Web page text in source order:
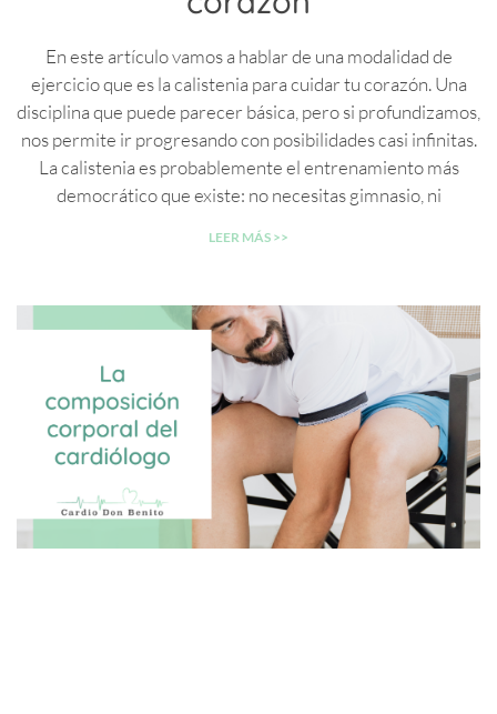
En este artículo vamos a hablar de una modalidad de
ejercicio que es la calistenia para cuidar tu corazón. Una
disciplina que puede parecer básica, pero si profundizamos,
nos permite ir progresando con posibilidades casi infinitas.
La calistenia es probablemente el entrenamiento más
democrático que existe: no necesitas gimnasio, ni
LEER MÁS >>